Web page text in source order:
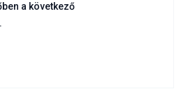
a következő